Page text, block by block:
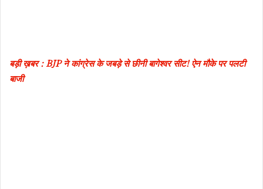
बड़ी ख़बर : BJP ने कांग्रेस के जबड़े से छीनी बागेश्वर सीट! ऐन मौके पर पलटी
बाजी